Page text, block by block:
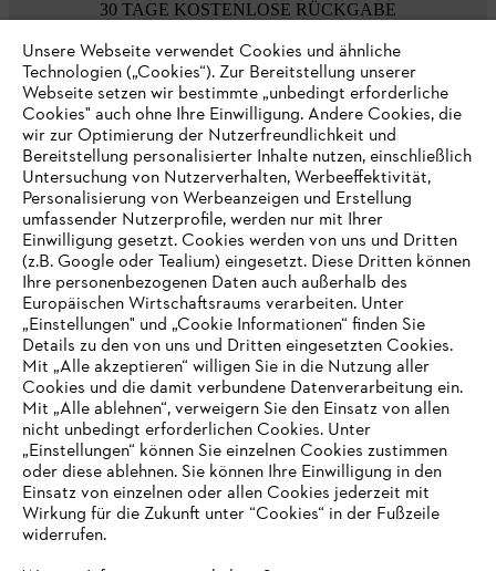
30 TAGE KOSTENLOSE RÜCKGABE
Zahlungsmöglichkeiten
Unternehmen
Online Shop
Service
IHR BROWSER WIRD NICHT
UNTERSTÜTZT
Unsere Webseite verwendet Cookies und ähnliche
Technologien („Cookies“). Zur Bereitstellung unserer
Webseite setzen wir bestimmte „unbedingt erforderliche
Cookies" auch ohne Ihre Einwilligung. Andere Cookies, die
wir zur Optimierung der Nutzerfreundlichkeit und
Bereitstellung personalisierter Inhalte nutzen, einschließlich
Untersuchung von Nutzerverhalten, Werbeeffektivität,
Personalisierung von Werbeanzeigen und Erstellung
umfassender Nutzerprofile, werden nur mit Ihrer
Einwilligung gesetzt. Cookies werden von uns und Dritten
(z.B. Google oder Tealium) eingesetzt. Diese Dritten können
Ihre personenbezogenen Daten auch außerhalb des
Europäischen Wirtschaftsraums verarbeiten. Unter
„Einstellungen" und „Cookie Informationen“ finden Sie
Details zu den von uns und Dritten eingesetzten Cookies.
Mit „Alle akzeptieren“ willigen Sie in die Nutzung aller
Cookies und die damit verbundene Datenverarbeitung ein.
Mit „Alle ablehnen“, verweigern Sie den Einsatz von allen
nicht unbedingt erforderlichen Cookies. Unter
„Einstellungen“ können Sie einzelnen Cookies zustimmen
oder diese ablehnen. Sie können Ihre Einwilligung in den
Einsatz von einzelnen oder allen Cookies jederzeit mit
Wirkung für die Zukunft unter “Cookies“ in der Fußzeile
widerrufen.